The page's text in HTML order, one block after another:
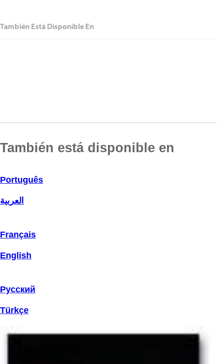
También Está Disponible En
También está disponible en
Português
العربية
Français
English
Русский
Türkçe